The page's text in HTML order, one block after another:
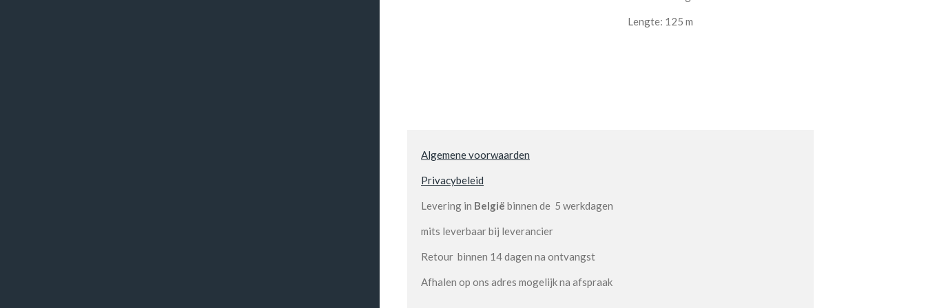
Lengte: 125 m
Algemene voorwaarden
Privacybeleid
Levering in België binnen de 5 werkdagen
mits leverbaar bij leverancier
Retour binnen 14 dagen na ontvangst
Afhalen op ons adres mogelijk na afspraak